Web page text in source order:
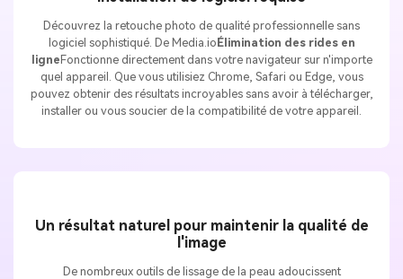
Découvrez la retouche photo de qualité professionnelle sans
logiciel sophistiqué. De Media.io Élimination des rides en
ligne Fonctionne directement dans votre navigateur sur n'importe
quel appareil. Que vous utilisiez Chrome, Safari ou Edge, vous
pouvez obtenir des résultats incroyables sans avoir à télécharger,
installer ou vous soucier de la compatibilité de votre appareil.
Un résultat naturel pour maintenir la qualité de
l'image
De nombreux outils de lissage de la peau adoucissent